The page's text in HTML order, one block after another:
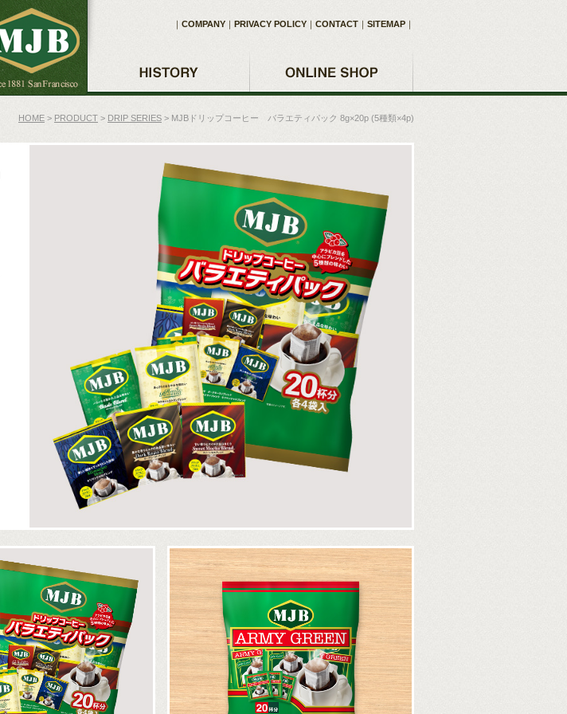
｜ COMPANY ｜ PRIVACY POLICY ｜ CONTACT ｜ SITEMAP ｜
HOME > PRODUCT > DRIP SERIES > MJBドリップコーヒー バラエティパック 8g×20p (5種類×4p)